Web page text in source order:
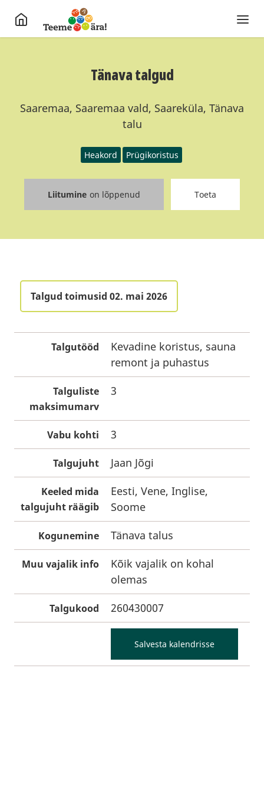
Tänava talgud
Saaremaa, Saaremaa vald, Saareküla, Tänava
talu
Heakord Prügikoristus
Liitumine on lõppenud Toeta
Talgud toimusid 02. mai 2026
Talgutööd
Kevadine koristus, sauna
remont ja puhastus
Talguliste
maksimumarv
3
Vabu kohti 3
Talgujuht Jaan Jõgi
Keeled mida
talgujuht räägib
Eesti, Vene, Inglise,
Soome
Kogunemine Tänava talus
Muu vajalik info
Kõik vajalik on kohal
olemas
Talgukood 260430007
Salvesta kalendrisse